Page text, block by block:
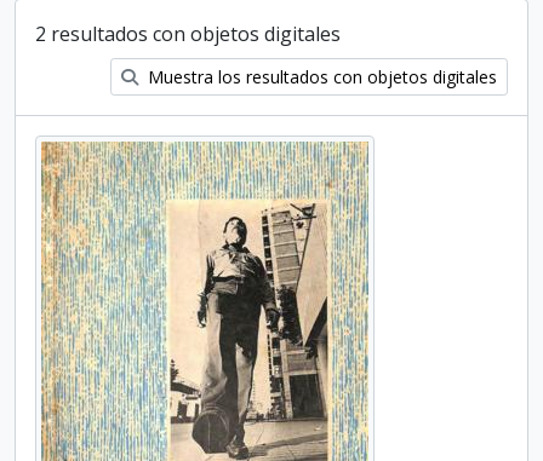
2 resultados con objetos digitales
Muestra los resultados con objetos digitales